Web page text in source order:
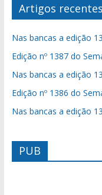
Artigos recentes
Nas bancas a edição
Edição nº 1387 do
Nas bancas a edição
Edição nº 1386 do
Nas bancas a edição
PUB